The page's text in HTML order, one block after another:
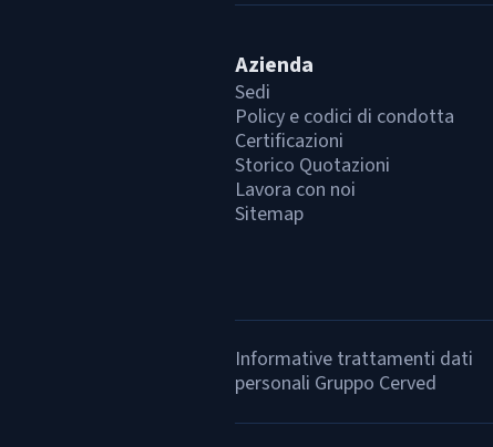
Azienda
Sedi
Policy e codici di condotta
Certificazioni
Storico Quotazioni
Lavora con noi
Sitemap
Informative trattamenti dati
personali Gruppo Cerved